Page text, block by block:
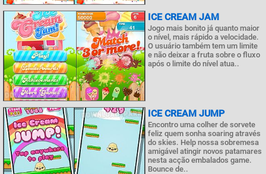
ICE CREAM JAM
Jogo mais bonito já quanto maior
o nível, mais rápido a velocidade.
O usuário também tem um limite
e não deixar a fruta sobre o fluxo
após o limite do nível atua..
ICE CREAM JUMP
Encontro uma colher de sorvete
feliz quem sonha soaring através
do skies. Help nossa sobremesa
amigável atingir novos patamares
nesta acção embalados game.
Bounce de..